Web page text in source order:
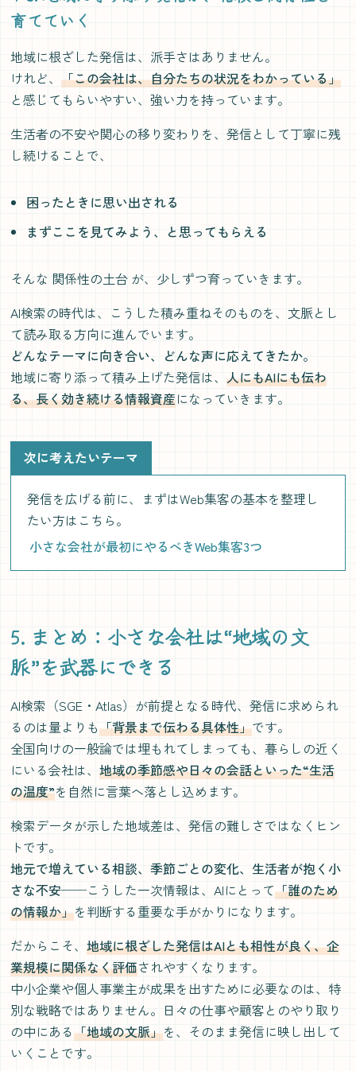
育てていく
地域に根ざした発信は、派手さはありません。
けれど、「この会社は、自分たちの状況をわかっている」
と感じてもらいやすい、強い力を持っています。
生活者の不安や関心の移り変わりを、発信として丁寧に残
し続けることで、
困ったときに思い出される
まずここを見てみよう、と思ってもらえる
そんな 関係性の土台 が、少しずつ育っていきます。
AI検索の時代は、こうした積み重ねそのものを、文脈とし
て読み取る方向に進んでいます。
どんなテーマに向き合い、どんな声に応えてきたか。
地域に寄り添って積み上げた発信は、人にもAIにも伝わ
る、長く効き続ける情報資産になっていきます。
次に考えたいテーマ
発信を広げる前に、まずはWeb集客の基本を整理し
たい方はこちら。
小さな会社が最初にやるべきWeb集客3つ
5. まとめ：小さな会社は“地域の文
脈”を武器にできる
AI検索（SGE・Atlas）が前提となる時代、発信に求められ
るのは量よりも「背景まで伝わる具体性」です。
全国向けの一般論では埋もれてしまっても、暮らしの近く
にいる会社は、地域の季節感や日々の会話といった“生活
の温度”を自然に言葉へ落とし込めます。
検索データが示した地域差は、発信の難しさではなくヒン
トです。
地元で増えている相談、季節ごとの変化、生活者が抱く小
さな不安──こうした一次情報は、AIにとって「誰のため
の情報か」を判断する重要な手がかりになります。
だからこそ、地域に根ざした発信はAIとも相性が良く、企
業規模に関係なく評価されやすくなります。
中小企業や個人事業主が成果を出すために必要なのは、特
別な戦略ではありません。日々の仕事や顧客とのやり取り
の中にある「地域の文脈」を、そのまま発信に映し出して
いくことです。